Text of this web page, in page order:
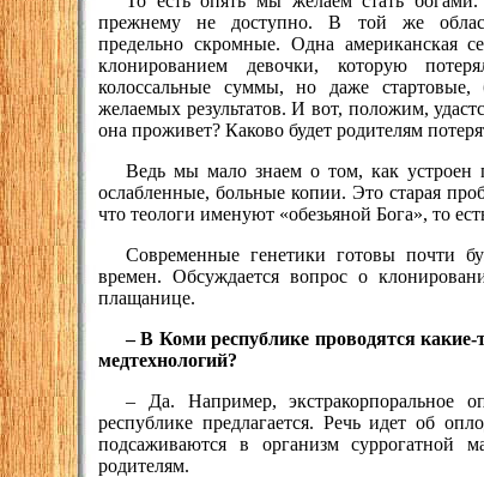
прежнему не доступно. В той же
предельно скромные. Одна американская
клонированием девочки, которую
колоссальные суммы, но даже
желаемых результатов. И вот, положим,
она проживет? Каково будет родителям
Ведь мы мало знаем о том, как устроен
ослабленные, больные копии. Это старая
что теологи именуют «обезьяной Бога», то
Современные генетики готовы почти
времен. Обсуждается вопрос о
плащанице.
– В Коми республике проводятся
медтехнологий?
– Да. Например, экстракорпоральное
республике предлагается. Речь идет об
подсаживаются в организм суррогатной
родителям.